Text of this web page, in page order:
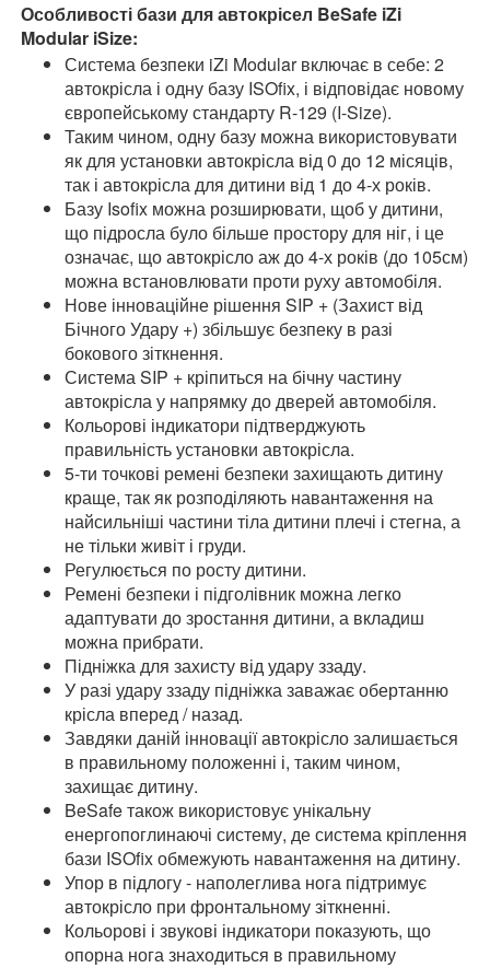
Особливості бази для автокрісел BeSafe iZi
Modular iSize:
Система безпеки iZi Modular включає в себе: 2
автокрісла і одну базу ISOfix, і відповідає новому
європейському стандарту R-129 (I-Size).
Таким чином, одну базу можна використовувати
як для установки автокрісла від 0 до 12 місяців,
так і автокрісла для дитини від 1 до 4-х років.
Базу Isofix можна розширювати, щоб у дитини,
що підросла було більше простору для ніг, і це
означає, що автокрісло аж до 4-х років (до 105см)
можна встановлювати проти руху автомобіля.
Нове інноваційне рішення SIP + (Захист від
Бічного Удару +) збільшує безпеку в разі
бокового зіткнення.
Система SIP + кріпиться на бічну частину
автокрісла у напрямку до дверей автомобіля.
Кольорові індикатори підтверджують
правильність установки автокрісла.
5-ти точкові ремені безпеки захищають дитину
краще, так як розподіляють навантаження на
найсильніші частини тіла дитини плечі і стегна, а
не тільки живіт і груди.
Регулюється по росту дитини.
Ремені безпеки і підголівник можна легко
адаптувати до зростання дитини, а вкладиш
можна прибрати.
Підніжка для захисту від удару ззаду.
У разі удару ззаду підніжка заважає обертанню
крісла вперед / назад.
Завдяки даній інновації автокрісло залишається
в правильному положенні і, таким чином,
захищає дитину.
BeSafe також використовує унікальну
енергопоглинаючі систему, де система кріплення
бази ISOfix обмежують навантаження на дитину.
Упор в підлогу - наполеглива нога підтримує
автокрісло при фронтальному зіткненні.
Кольорові і звукові індикатори показують, що
опорна нога знаходиться в правильному